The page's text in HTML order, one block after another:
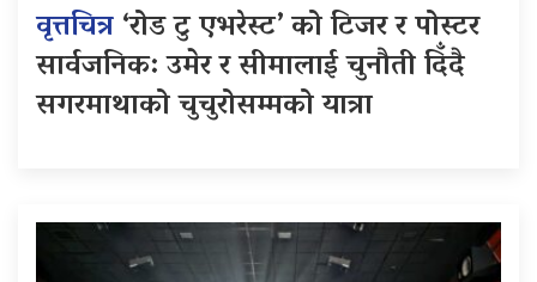
वृत्तचित्र‘रोड टु एभरेस्ट’ को टिजर र पोस्टर
सार्वजनिक: उमेर र सीमालाई चुनौती दिँदै
सगरमाथाको चुचुरोसम्मको यात्रा